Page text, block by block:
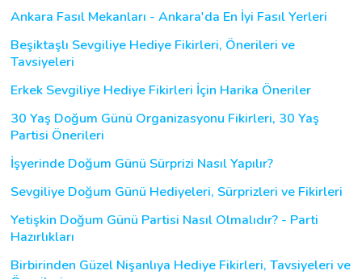
Ankara Fasıl Mekanları - Ankara'da En İyi Fasıl Yerleri
Beşiktaşlı Sevgiliye Hediye Fikirleri, Önerileri ve
Tavsiyeleri
Erkek Sevgiliye Hediye Fikirleri İçin Harika Öneriler
30 Yaş Doğum Günü Organizasyonu Fikirleri, 30 Yaş
Partisi Önerileri
İşyerinde Doğum Günü Sürprizi Nasıl Yapılır?
Sevgiliye Doğum Günü Hediyeleri, Sürprizleri ve Fikirleri
Yetişkin Doğum Günü Partisi Nasıl Olmalıdır? - Parti
Hazırlıkları
Birbirinden Güzel Nişanlıya Hediye Fikirleri, Tavsiyeleri ve